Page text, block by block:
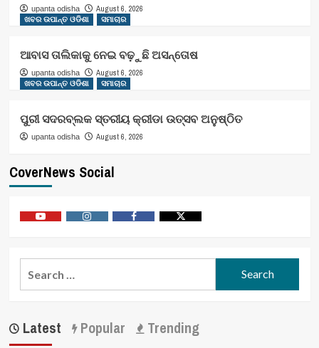
upanta odisha
August 6, 2026
ଖବର ଉପାନ୍ତ ଓଡିଶା
ସମାଚାର
ଆବାସ ତାଲିକାକୁ ନେଇ ବଢ଼ୁଛି ଅସନ୍ତୋଷ
upanta odisha
August 6, 2026
ଖବର ଉପାନ୍ତ ଓଡିଶା
ସମାଚାର
ପୁରୀ ସଦରବ୍ଲକ ସ୍ତରୀୟ କ୍ରୀଡା ଉତ୍ସବ ଅନୁଷ୍ଠିତ
upanta odisha August 6, 2026
CoverNews Social
Latest Popular Trending